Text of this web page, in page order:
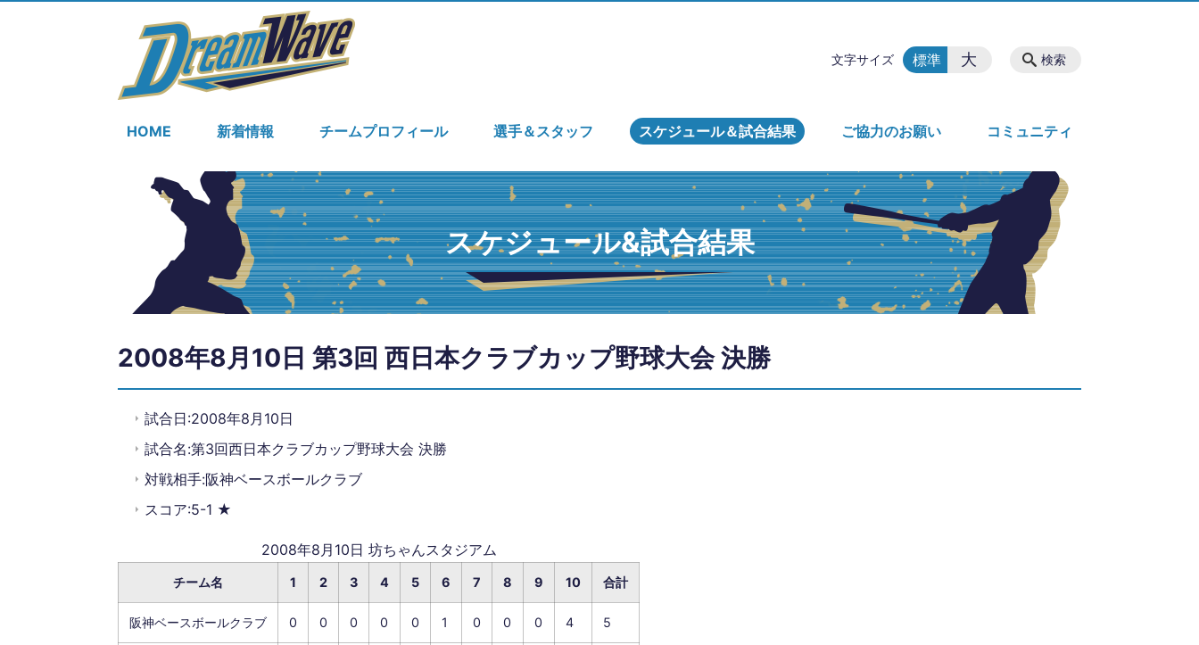
HOME 新着情報 チームプロフィール 選手＆スタッフ スケジュール＆試合結果 ご協力のお願い コミュニティ
検索
文字サイズ 標準 大
スケジュール&試合結果
2008年8月10日 第3回 西日本クラブカップ野球大会 決勝
試合日:2008年8月10日
試合名:第3回西日本クラブカップ野球大会 決勝
対戦相手:阪神ベースボールクラブ
スコア:5-1 ★
2008年8月10日 坊ちゃんスタジアム
チーム名 1 2 3 4 5 6 7 8 9 10 合計
阪神ベースボールクラブ 0 0 0 0 0 1 0 0 0 4 5